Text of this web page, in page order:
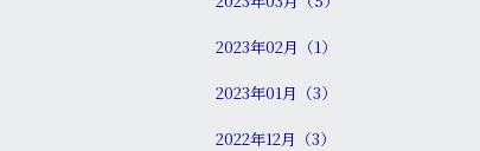
2023年02月（1）
2023年01月（3）
2022年12月（3）